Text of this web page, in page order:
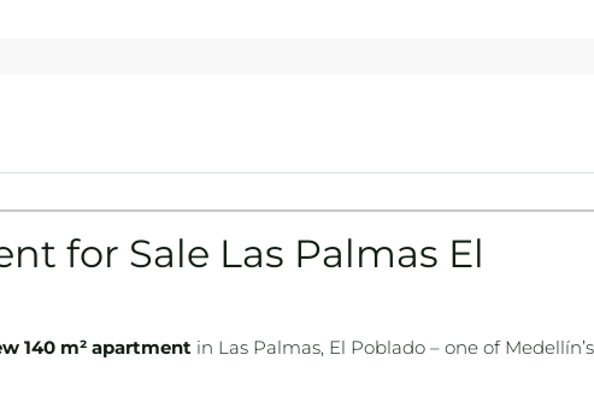
for Sale Las Palmas El
140 m² apartment in Las Palmas, El Poblado – one of Medellín’s